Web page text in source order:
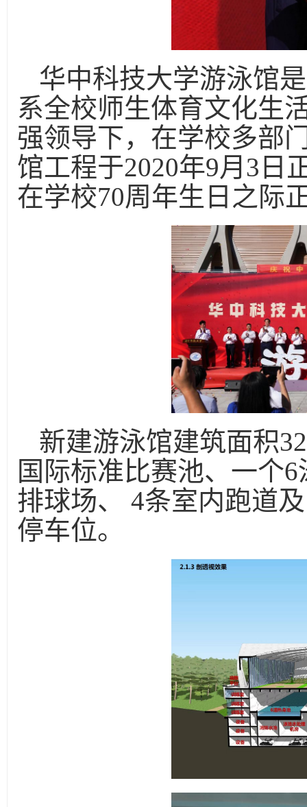
华中科技大学游泳馆
系全校师生体育文化生
强领导下，在学校多部
馆工程于2020年9月3日
在学校70周年生日之际
新建游泳馆建筑面积
国际标准比赛池、一个
排球场、 4条室内跑道
停车位。